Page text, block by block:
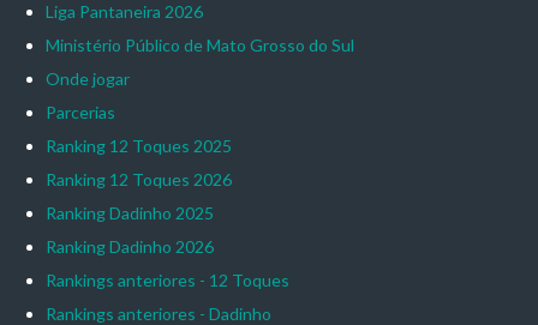
Liga Pantaneira 2026
Ministério Público de Mato Grosso do Sul
Onde jogar
Parcerias
Ranking 12 Toques 2025
Ranking 12 Toques 2026
Ranking Dadinho 2025
Ranking Dadinho 2026
Rankings anteriores - 12 Toques
Rankings anteriores - Dadinho